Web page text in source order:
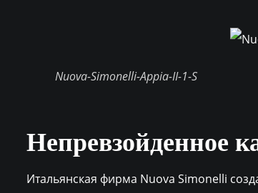
Nuova-Simonelli-Appia-II-1-S
Непревзойденное
Итальянская фирма Nuova Simonelli